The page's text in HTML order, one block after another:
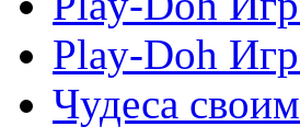
Play-Doh
Чудеса